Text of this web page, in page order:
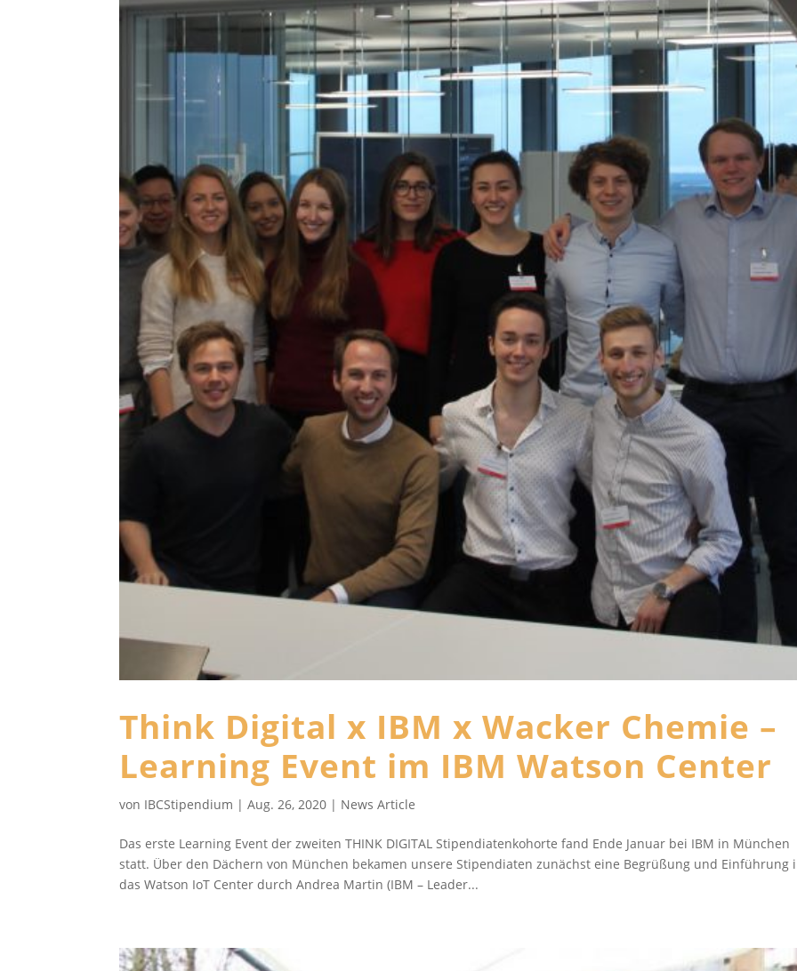
Think Digital x IBM x Wacker Chemie –
Learning Event im IBM Watson Center
von IBCStipendium |Aug. 26, 2020 | News Article
Das erste Learning Event der zweiten THINK DIGITAL Stipendiatenkohorte fand Ende Januar bei IBM in München
statt. Über den Dächern von München bekamen unsere Stipendiaten zunächst eine Begrüßung und Einführung
das Watson IoT Center durch Andrea Martin (IBM – Leader...